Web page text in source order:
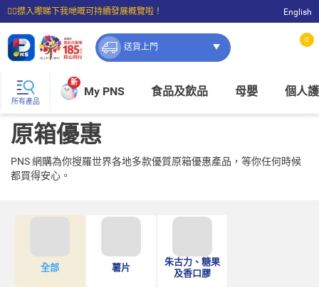
☝🏼㩒入嚟睇下我哋嘅可持續發展概覽啦！
⭐購物滿$399即享免費送貨；滿$100即可免費店取。
English
送貨上門
0
所有產品
新
My PNS 食品及飲品 母嬰 個人
原箱優惠
PNS 網購為你搜羅世界各地多款優質原箱優惠產品，等你任何時候
都買得安心。
全部 薯片
朱古力、糖果
及香口膠